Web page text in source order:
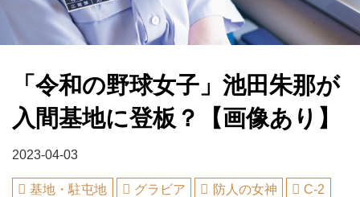
「令和の野球女子」池田朱那が
入間基地に登板？【画像あり】
2023-04-03
基地・駐屯地 グラビア 防人の女神
C-2